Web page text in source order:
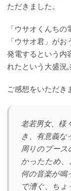
ただきました。
「ウサオくんち
「ウサオ君」が
発電するという内
れたという大盛況
ご感想をいただき
老若男女、様
き、有意義な
周りのブース
かったため、
何の音楽が鳴
で漕ぐ、ち